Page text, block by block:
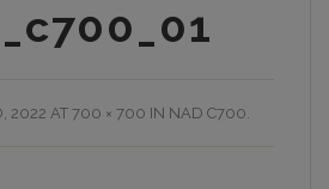
2022 AT 700 × 700 IN NAD C700.